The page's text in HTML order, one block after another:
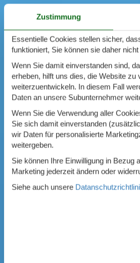
Zustimmung
Essentielle Cookies stellen sicher,
funktioniert, Sie können sie daher
Wenn Sie damit einverstanden sind,
erheben, hilft uns dies, die Website zu
weiterzuentwickeln. In diesem Fall
Daten an unsere Subunternehmer
Wenn Sie die Verwendung aller
Sie sich damit einverstanden
wir Daten für personalisierte
weitergeben.
Sie können Ihre Einwilligung in Bezug
Marketing jederzeit ändern oder
Siehe auch unsere